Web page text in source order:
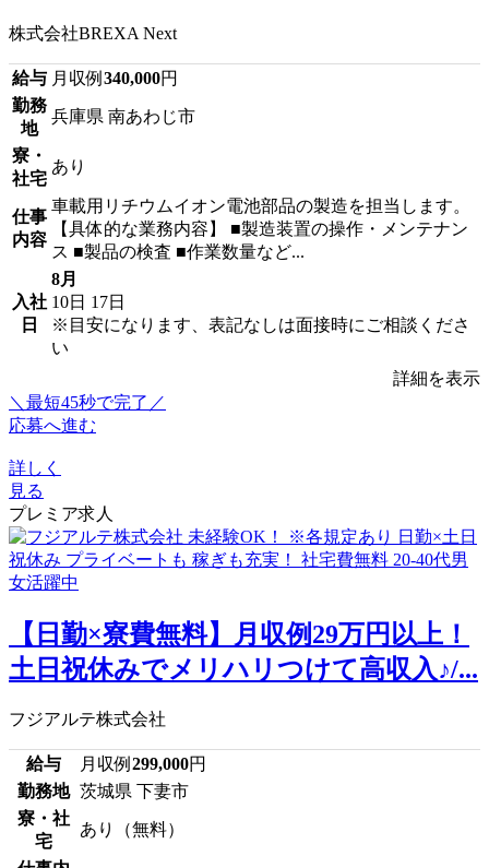
株式会社BREXA Next
給与 月収例 340,000円
勤務
地
兵庫県 南あわじ市
寮・
社宅
あり
仕事
内容
車載用リチウムイオン電池部品の製造を担当します。
【具体的な業務内容】 ■製造装置の操作・メンテナン
ス ■製品の検査 ■作業数量など...
入社
日
8月
10日 17日
※目安になります、表記なしは面接時にご相談くださ
い
詳細を表示
＼最短45秒で完了／
応募へ進む
詳しく
見る
プレミア求人
【日勤×寮費無料】月収例29万円以上！
土日祝休みでメリハリつけて高収入♪/...
フジアルテ株式会社
給与 月収例 299,000円
勤務地 茨城県 下妻市
寮・社
宅
あり（無料）